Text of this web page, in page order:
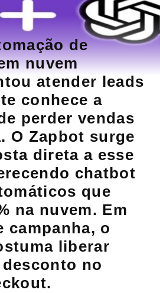
de
nuvem
atender leads
conhece a
perder vendas
O Zapbot surge
direta a esse
chatbot
que
na nuvem. Em
campanha, o
liberar
no